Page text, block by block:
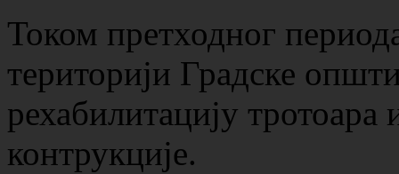
Током претходног
територији Градске
рехабилитацију тротоара
контрукције.